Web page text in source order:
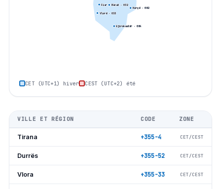
Vlorë· 033
Korçë· 082
Fier· 034
Berat· 032
Gjirokastër · 084
CET (UTC+1) hiver CEST (UTC+2) été
VILLE ET RÉGION CODE ZONE
Tirana +355-4 CET/CEST
Durrës +355-52 CET/CEST
Vlora +355-33 CET/CEST